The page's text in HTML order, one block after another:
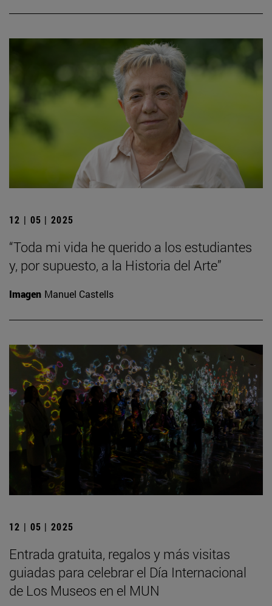
12 | 05 | 2025
“Toda mi vida he querido a los estudiantes
y, por supuesto, a la Historia del Arte”
Imagen Manuel Castells
12 | 05 | 2025
Entrada gratuita, regalos y más visitas
guiadas para celebrar el Día Internacional
de Los Museos en el MUN